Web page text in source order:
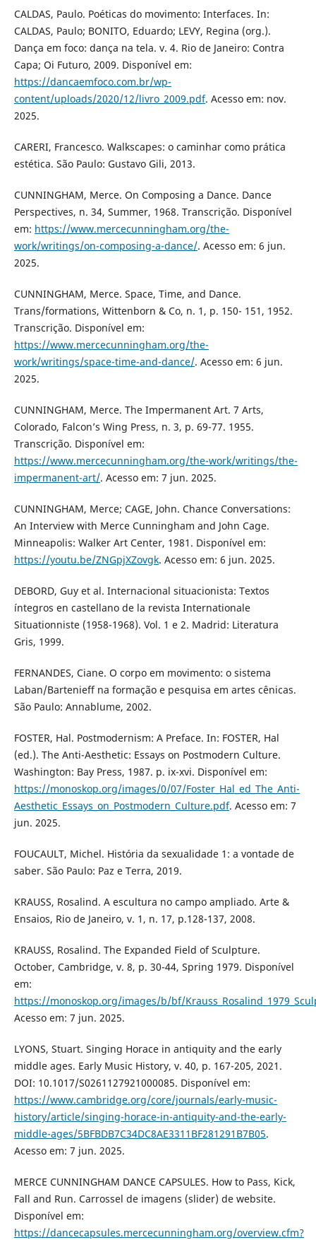
CALDAS, Paulo. Poéticas do movimento: Interfaces. In:
CALDAS, Paulo; BONITO, Eduardo; LEVY, Regina (org.).
Dança em foco: dança na tela. v. 4. Rio de Janeiro: Contra
Capa; Oi Futuro, 2009. Disponível em:
https://dancaemfoco.com.br/wp-
content/uploads/2020/12/livro_2009.pdf. Acesso em: nov.
2025.
CARERI, Francesco. Walkscapes: o caminhar como prática
estética. São Paulo: Gustavo Gili, 2013.
CUNNINGHAM, Merce. On Composing a Dance. Dance
Perspectives, n. 34, Summer, 1968. Transcrição. Disponível
em: https://www.mercecunningham.org/the-
work/writings/on-composing-a-dance/. Acesso em: 6 jun.
2025.
CUNNINGHAM, Merce. Space, Time, and Dance.
Trans/formations, Wittenborn & Co, n. 1, p. 150- 151, 1952.
Transcrição. Disponível em:
https://www.mercecunningham.org/the-
work/writings/space-time-and-dance/. Acesso em: 6 jun.
2025.
CUNNINGHAM, Merce. The Impermanent Art. 7 Arts,
Colorado, Falcon’s Wing Press, n. 3, p. 69-77. 1955.
Transcrição. Disponível em:
https://www.mercecunningham.org/the-work/writings/the-
impermanent-art/. Acesso em: 7 jun. 2025.
CUNNINGHAM, Merce; CAGE, John. Chance Conversations:
An Interview with Merce Cunningham and John Cage.
Minneapolis: Walker Art Center, 1981. Disponível em:
https://youtu.be/ZNGpjXZovgk. Acesso em: 6 jun. 2025.
DEBORD, Guy et al. Internacional situacionista: Textos
íntegros en castellano de la revista Internationale
Situationniste (1958-1968). Vol. 1 e 2. Madrid: Literatura
Gris, 1999.
FERNANDES, Ciane. O corpo em movimento: o sistema
Laban/Bartenieff na formação e pesquisa em artes cênicas.
São Paulo: Annablume, 2002.
FOSTER, Hal. Postmodernism: A Preface. In: FOSTER, Hal
(ed.). The Anti-Aesthetic: Essays on Postmodern Culture.
Washington: Bay Press, 1987. p. ix-xvi. Disponível em:
https://monoskop.org/images/0/07/Foster_Hal_ed_The_Anti-
Aesthetic_Essays_on_Postmodern_Culture.pdf. Acesso em: 7
jun. 2025.
FOUCAULT, Michel. História da sexualidade 1: a vontade de
saber. São Paulo: Paz e Terra, 2019.
KRAUSS, Rosalind. A escultura no campo ampliado. Arte &
Ensaios, Rio de Janeiro, v. 1, n. 17, p.128-137, 2008.
KRAUSS, Rosalind. The Expanded Field of Sculpture.
October, Cambridge, v. 8, p. 30-44, Spring 1979. Disponível
em:
https://monoskop.org/images/b/bf/
Acesso em: 7 jun. 2025.
LYONS, Stuart. Singing Horace in antiquity and the early
middle ages. Early Music History, v. 40, p. 167-205, 2021.
DOI: 10.1017/S0261127921000085. Disponível em:
https://www.cambridge.org/core/journals/early-music-
history/article/singing-horace-in-antiquity-and-the-early-
middle-ages/5BFBDB7C34DC8AE3311BF281291B7B05.
Acesso em: 7 jun. 2025.
MERCE CUNNINGHAM DANCE CAPSULES. How to Pass, Kick,
Fall and Run. Carrossel de imagens (slider) de website.
Disponível em:
https://dancecapsules.mercecunningham.org/overview.cfm?